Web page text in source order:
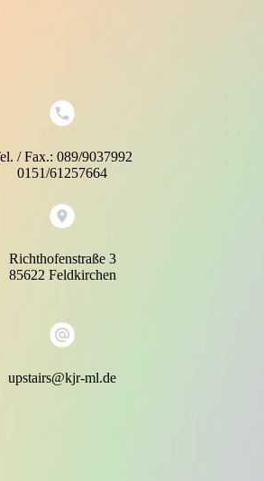
/ Fax.: 089/9037992
0151/61257664
Richthofenstraße 3
85622 Feldkirchen
upstairs@kjr-ml.de